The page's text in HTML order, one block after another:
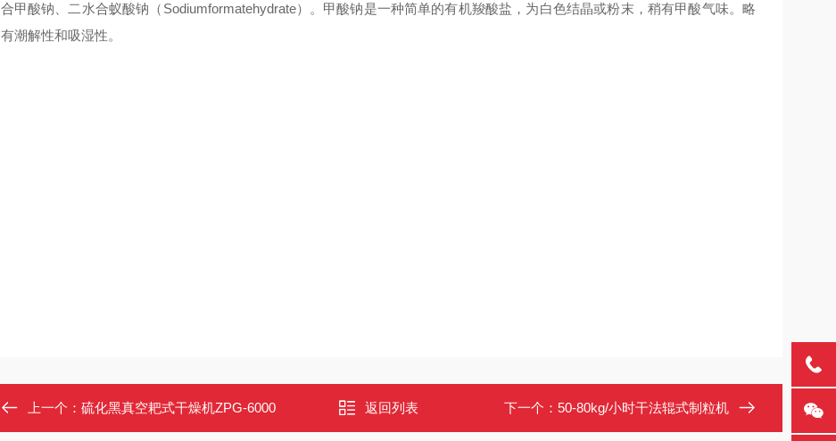
合甲酸钠、二水合蚁酸钠（Sodiumformatehydrate）。甲酸钠是一种简单的有机羧酸盐，为白色结晶或粉末，稍有甲酸气味。略
有潮解性和吸湿性。
上一个： 硫化黑真空耙式干燥机ZPG-6000 返回列表 下一个： 50-80kg/小时干法辊式制粒机